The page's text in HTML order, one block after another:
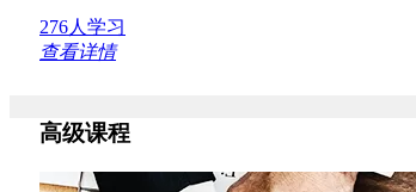
276人学习
查看详情
高级课程